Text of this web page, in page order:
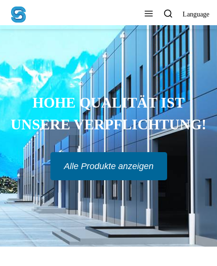
Language
UNTERNEHMEN
ERMÖGLICHEN, MIT
ZU HANDELN
Alle Produkte anzeigen